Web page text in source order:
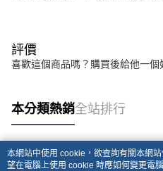
評價
喜歡這個商品嗎？購買後給他一個
本分類熱銷全站排行
熱門標籤
本網站中使用 cookie，欲查詢有關本網
望在電腦上使用 cookie 時應如何變更電